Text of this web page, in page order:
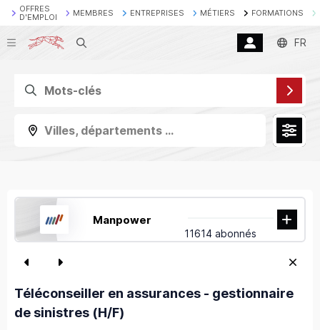
OFFRES
D'EMPLOI
MEMBRES ENTREPRISES MÉTIERS FORMATIONS
Recherche FR
Villes, départements ...
Manpower
11614 abonnés
Téléconseiller en assurances - gestionnaire
de sinistres (H/F)